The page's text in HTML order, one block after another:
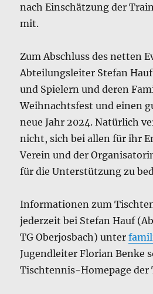
nach Einschätzung der
mit.
Zum Abschluss des netten
Abteilungsleiter Stefan
und Spielern und deren
Weihnachtsfest und einen
neue Jahr 2024. Natürlich
nicht, sich bei allen für ihr
Verein und der
für die Unterstützung zu
Informationen zum
jederzeit bei Stefan Hauf
TG Oberjosbach) unter
Jugendleiter Florian Benke
Tischtennis-Homepage der